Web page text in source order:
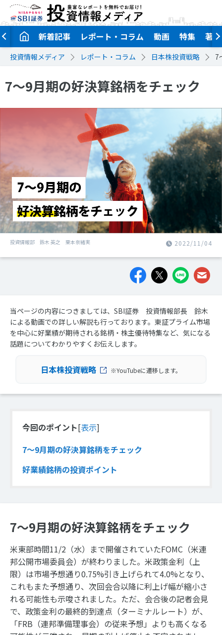
新着記事 レポート・コラム 動画 特集 著者
投資情報メディア レポート・コラム 日本株投資戦略 7
7～9月期の好決算銘柄をチェック
投資情報部 鈴木 英之 栗本奈緒実 2022/11/04
当ページの内容につきましては、SBI証券 投資情報部長 鈴木
による動画での詳しい解説も行っております。東証プライム市場
を中心に好業績が期待される銘柄・株主優待特集など、気になる
話題についてわかりやすくお伝えします。
日本株投資戦略 ※YouTubeに遷移します。
今回のポイント[表示]
7～9月期の好決算銘柄をチェック
好業績銘柄の投資ポイント
7～9月期の好決算銘柄をチェック
米東部時間11/2（水）まで開催されていたFOMC（米連
邦公開市場委員会）が終わりました。米政策金利（上
限）は市場予想通り0.75%引き上げられて4.0%となり、
これもまた予想通り、次回会合以降に利上げ幅が縮小さ
れる可能性も示唆されました。ただ、会合後の記者会見
で、政策金利の最終的到達点（ターミナルレート）が、
「FRB（連邦準備理事会）の従来予想」よりも高くなる